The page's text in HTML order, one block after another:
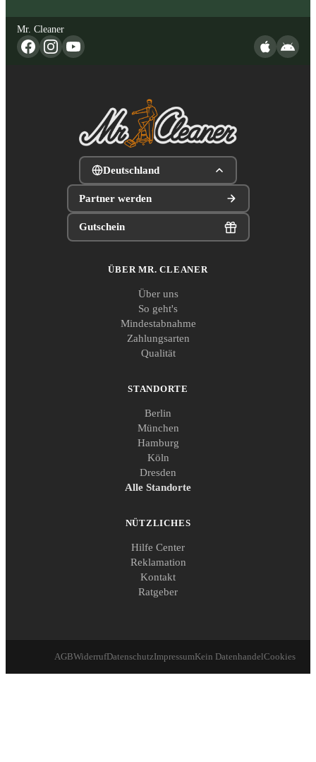
Mr. Cleaner
Deutschland
Partner werden
Gutschein
ÜBER MR. CLEANER
Über uns
So geht's
Mindestabnahme
Zahlungsarten
Qualität
STANDORTE
Berlin
München
Hamburg
Köln
Dresden
Alle Standorte
NÜTZLICHES
Hilfe Center
Reklamation
Kontakt
Ratgeber
AGBWiderrufDatenschutzImpressumKein DatenhandelCookies